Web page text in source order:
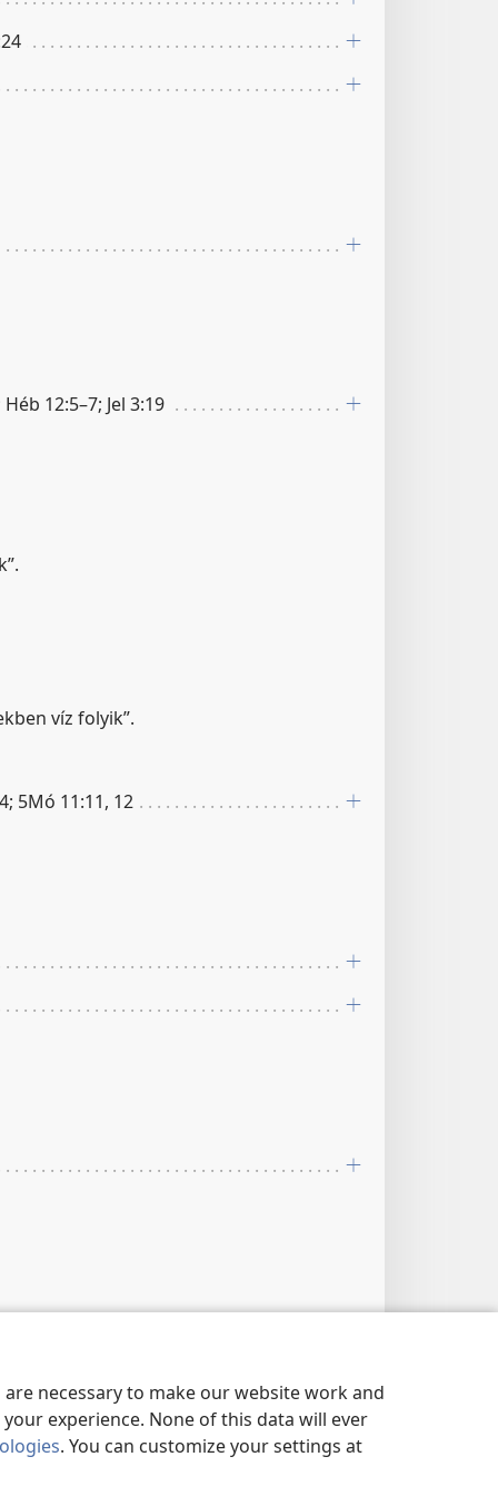
necessary to make our website work and
experience. None of this data will ever
. You can customize your settings at
12:5–7; Jel 3:19
víz folyik”.
5Mó 11:11, 12